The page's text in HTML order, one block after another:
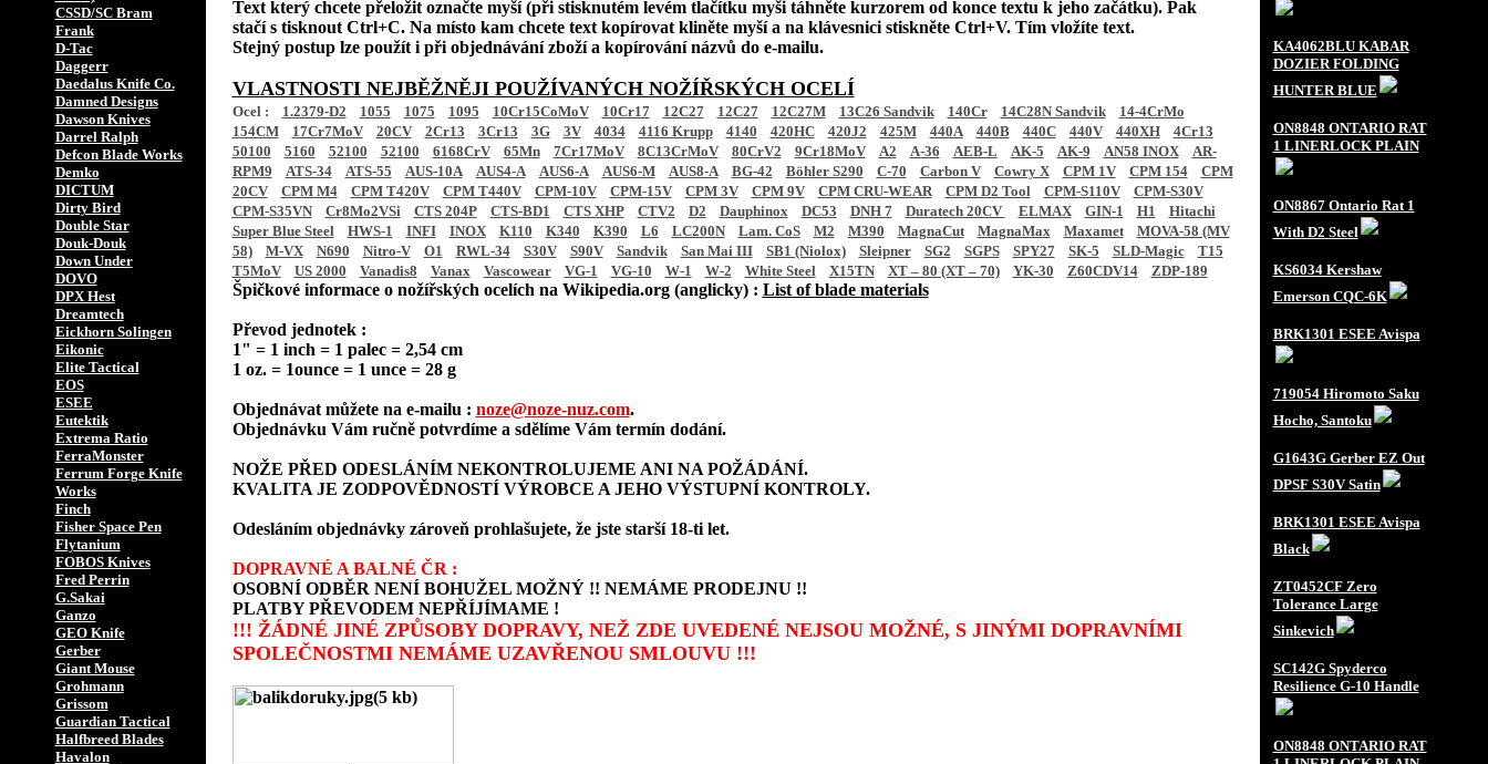
CSSD/SC Bram
Frank
D-Tac
Daggerr
Daedalus Knife Co.
Damned Designs
Dawson Knives
Darrel Ralph
Defcon Blade Works
Demko
DICTUM
Dirty Bird
Double Star
Douk-Douk
Down Under
DOVO
DPX Hest
Dreamtech
Eickhorn Solingen
Eikonic
Elite Tactical
EOS
ESEE
Eutektik
Extrema Ratio
FerraMonster
Ferrum Forge Knife
Works
Finch
Fisher Space Pen
Flytanium
FOBOS Knives
Fred Perrin
G.Sakai
Ganzo
GEO Knife
Gerber
Giant Mouse
Grohmann
Grissom
Guardian Tactical
Halfbreed Blades
Havalon
Text který chcete přeložit označte myší (při stisknutém levém tlačítku myši táhněte kurzorem od konce textu k jeho začátku). Pak
stačí s tisknout Ctrl+C. Na místo kam chcete text kopírovat kliněte myší a na klávesnici stiskněte Ctrl+V. Tím vložíte text.
Stejný postup lze použít i při objednávání zboží a kopírování názvů do e-mailu.
VLASTNOSTI NEJBĚŽNĚJI POUŽÍVANÝCH NOŽÍŘSKÝCH OCELÍ
Ocel : 1.2379-D2 1055 1075 1095 10Cr15CoMoV 10Cr17 12C27 12C27 12C27M 13C26 Sandvik 140Cr 14C28N Sandvik
14-4CrMo
154CM
17Cr7MoV 20CV 2Cr13 3Cr13 3G 3V 4034 4116 Krupp 4140 420HC 420J2 425M 440A 440B 440C 440V 440XH
4Cr13
50100
5160 52100 52100 6168CrV 65Mn 7Cr17MoV 8C13CrMoV 80CrV2 9Cr18MoV A2 A-36 AEB-L AK-5 AK-9 AN58 INOX
AR-
RPM9
ATS-34 ATS-55 AUS-10A AUS4-A AUS6-A AUS6-M AUS8-A BG-42 Böhler S290 C-70 Carbon V Cowry X CPM 1V CPM 154
CPM
20CV
CPM M4 CPM T420V CPM T440V CPM-10V CPM-15V CPM 3V CPM 9V CPM CRU-WEAR CPM D2 Tool CPM-S110V
CPM-S30V
CPM-S35VN
Cr8Mo2VSi CTS 204P CTS-BD1 CTS XHP CTV2 D2 Dauphinox DC53 DNH 7 Duratech 20CV ELMAX GIN-1 H1
Hitachi
Super Blue Steel
HWS-1 INFI INOX K110 K340 K390 L6 LC200N Lam. CoS M2 M390 MagnaCut MagnaMax Maxamet
MOVA-58 (MV
58)
M-VX N690 Nitro-V O1 RWL-34 S30V S90V Sandvik San Mai III SB1 (Niolox) Sleipner SG2 SGPS SPY27 SK-5 SLD-Magic
T15
T5MoV
US 2000 Vanadis8 Vanax Vascowear VG-1 VG-10 W-1 W-2 White Steel X15TN XT – 80 (XT – 70) YK-30 Z60CDV14 ZDP-189
Špičkové informace o nožířských ocelích na Wikipedia.org (anglicky) : List of blade materials
Převod jednotek :
1" = 1 inch = 1 palec = 2,54 cm
1 oz. = 1ounce = 1 unce = 28 g
Objednávat můžete na e-mailu : noze@noze-nuz.com.
Objednávku Vám ručně potvrdíme a sdělíme Vám termín dodání.
NOŽE PŘED ODESLÁNÍM NEKONTROLUJEME ANI NA POŽÁDÁNÍ.
KVALITA JE ZODPOVĚDNOSTÍ VÝROBCE A JEHO VÝSTUPNÍ KONTROLY.
Odesláním objednávky zároveň prohlašujete, že jste starší 18-ti let.
DOPRAVNÉ A BALNÉ ČR :
OSOBNÍ ODBĚR NENÍ BOHUŽEL MOŽNÝ !! NEMÁME PRODEJNU !!
PLATBY PŘEVODEM NEPŘÍJÍMAME !
!!! ŽÁDNÉ JINÉ ZPŮSOBY DOPRAVY, NEŽ ZDE UVEDENÉ NEJSOU MOŽNÉ, S JINÝMI DOPRAVNÍMI
SPOLEČNOSTMI NEMÁME UZAVŘENOU SMLOUVU !!!
KA4062BLU KABAR
DOZIER FOLDING
HUNTER BLUE
ON8848 ONTARIO RAT
1 LINERLOCK PLAIN
ON8867 Ontario Rat 1
With D2 Steel
KS6034 Kershaw
Emerson CQC-6K
BRK1301 ESEE Avispa
719054 Hiromoto Saku
Hocho, Santoku
G1643G Gerber EZ Out
DPSF S30V Satin
BRK1301 ESEE Avispa
Black
ZT0452CF Zero
Tolerance Large
Sinkevich
SC142G Spyderco
Resilience G-10 Handle
ON8848 ONTARIO RAT